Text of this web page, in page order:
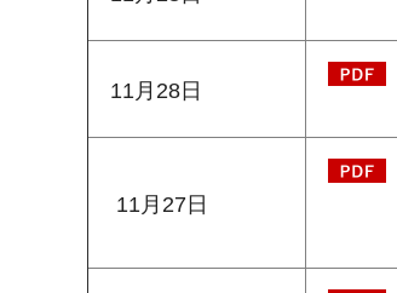
11月28日
11月27日